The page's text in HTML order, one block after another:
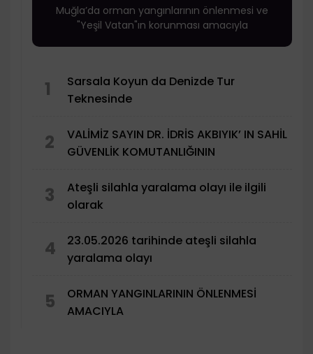
Muğla’da orman yangınlarının önlenmesi ve
"Yeşil Vatan"ın korunması amacıyla
1
Sarsala Koyun da Denizde Tur
Teknesinde
2
VALİMİZ SAYIN DR. İDRİS AKBIYIK’ IN SAHİL
GÜVENLİK KOMUTANLIĞININ
3
Ateşli silahla yaralama olayı ile ilgili
olarak
4
23.05.2026 tarihinde ateşli silahla
yaralama olayı
5
ORMAN YANGINLARININ ÖNLENMESİ
AMACIYLA